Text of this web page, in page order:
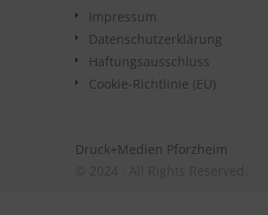
Impressum
Datenschutzerklärung
Haftungsausschluss
Cookie-Richtlinie (EU)
Druck+Medien Pforzheim
© 2024 · All Rights Reserved.